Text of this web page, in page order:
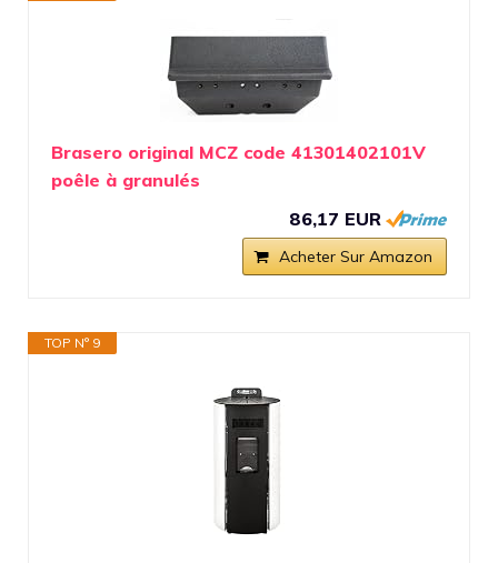
Brasero original MCZ code 41301402101V
poêle à granulés
86,17 EUR
Acheter Sur Amazon
TOP N° 9